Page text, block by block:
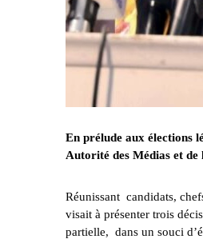
En prélude aux élections
Autorité des Médias et
Réunissant candidats,
visait à présenter trois
partielle, dans un souci